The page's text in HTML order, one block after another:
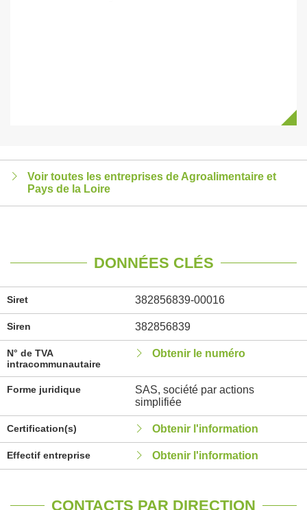
Voir toutes les entreprises de Agroalimentaire et
Pays de la Loire
DONNÉES CLÉS
Siret 382856839-00016
Siren 382856839
N° de TVA
intracommunautaire
Obtenir le numéro
Forme juridique
SAS, société par actions
simplifiée
Certification(s) Obtenir l'information
Effectif entreprise Obtenir l'information
CONTACTS PAR DIRECTION